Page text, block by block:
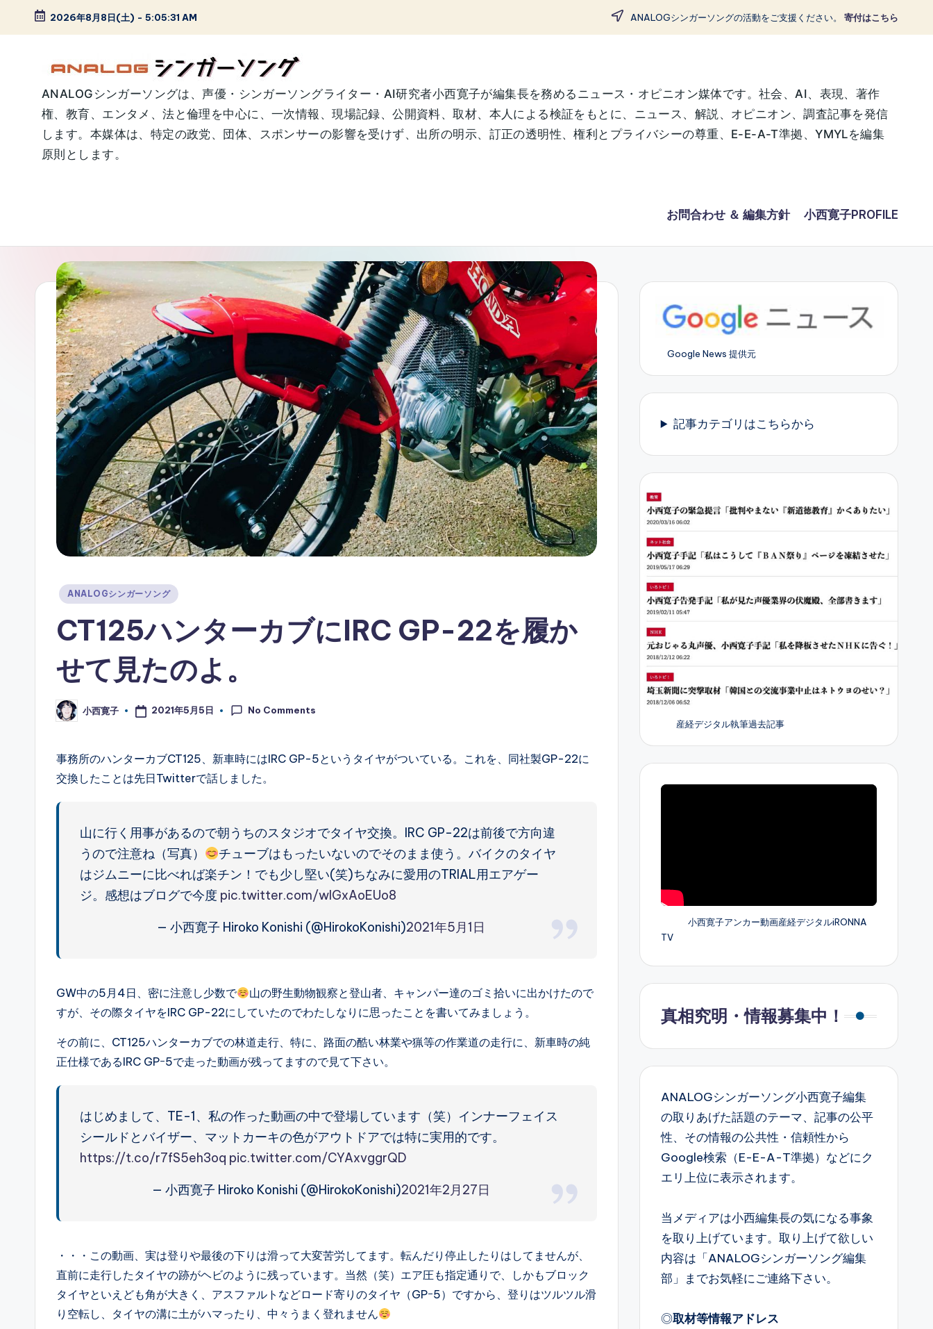
Skip
2026年8月8日(土) - 5:05:32 AM ANALOGシンガーソングの活動をご支援ください。 寄付はこちら
A
N
A
G
シ
ン
ガ
ー
ソ
ン
グ
ANALOGシンガーソングは、声優・シンガーソングライター・AI研究者小西寛子が編集長を務めるニュース・オピニオン媒体です。社会、AI、表現、著作
権、教育、エンタメ、法と倫理を中心に、一次情報、現場記録、公開資料、取材、本人による検証をもとに、ニュース、解説、オピニオン、調査記事を発信
します。本媒体は、特定の政党、団体、スポンサーの影響を受けず、出所の明示、訂正の透明性、権利とプライバシーの尊重、E-E-A-T準拠、YMYLを編集
原則とします。
お問合わせ ＆ 編集方針 小西寛子PROFILE
Posted
ANALOGシンガーソング
CT125ハンターカブにIRC GP-22を履か
せて見たのよ。
Posted
by
小西寛子 2021年5月5日 No Comments
事務所のハンターカブCT125、新車時にはIRC GP-5というタイヤがついている。これを、同社製GP-22に
交換したことは先日Twitterで話しました。
山に行く用事があるので朝うちのスタジオでタイヤ交換。IRC GP-22は前後で方向違
うので注意ね（写真）
チューブはもったいないのでそのまま使う。バイクのタイヤ
はジムニーに比べれば楽チン！でも少し堅い(笑)ちなみに愛用のTRIAL用エアゲー
ジ。感想はブログで今度 pic.twitter.com/wlGxAoEUo8
— 小西寛子 Hiroko Konishi (@HirokoKonishi)2021年5月1日
GW中の5月4日、密に注意し少数で
山の野生動物観察と登山者、キャンパー達のゴミ拾いに出かけたので
すが、その際タイヤをIRC GP-22にしていたのでわたしなりに思ったことを書いてみましょう。
その前に、CT125ハンターカブでの林道走行、特に、路面の酷い林業や猟等の作業道の走行に、新車時の純
正仕様であるIRC GPｰ5で走った動画が残ってますので見て下さい。
はじめまして、TE-1、私の作った動画の中で登場しています（笑）インナーフェイス
シールドとバイザー、マットカーキの色がアウトドアでは特に実用的です。
https://t.co/r7fS5eh3oq pic.twitter.com/CYAxvggrQD
— 小西寛子 Hiroko Konishi (@HirokoKonishi)2021年2月27日
・・・この動画、実は登りや最後の下りは滑って大変苦労してます。転んだり停止したりはしてませんが、
直前に走行したタイヤの跡がヘビのように残っています。当然（笑）エア圧も指定通りで、しかもブロック
タイヤといえども角が大きく、アスファルトなどロード寄りのタイヤ（GPｰ5）ですから、登りはツルツル滑
り空転し、タイヤの溝に土がハマったり、中々うまく登れません
Google News 提供元
記事カテゴリはこちらから
産経デジタル執筆過去記事
小西寛子アンカー動画産経デジタルiRONNA
TV
真相究明・情報募集中！
ANALOGシンガーソング小西寛子編集
の取りあげた話題のテーマ、記事の公平
性、その情報の公共性・信頼性から
Google検索（E-E-A-T準拠）などにク
エリ上位に表示されます。
当メディアは小西編集長の気になる事象
を取り上げています。取り上げて欲しい
内容は「ANALOGシンガーソング編集
部」までお気軽にご連絡下さい。
◎取材等情報アドレス